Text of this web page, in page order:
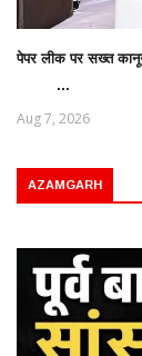
पेपर लीक पर सख्त
...
Aug 7, 2026
AZAMGARH